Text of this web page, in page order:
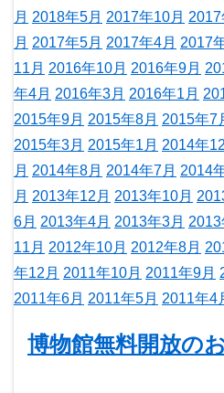
月 2018年5月 2017年10月 2017
月 2017年5月 2017年4月 2017
11月 2016年10月 2016年9月
年4月 2016年3月 2016年1月
2015年9月 2015年8月 2015年7
2015年3月 2015年1月 2014年
月 2014年8月 2014年7月 2014
月 2013年12月 2013年10月
6月 2013年4月 2013年3月 2013
11月 2012年10月 2012年8月
年12月 2011年10月 2011年9月
2011年6月 2011年5月 2011年4
博物館無料開放の